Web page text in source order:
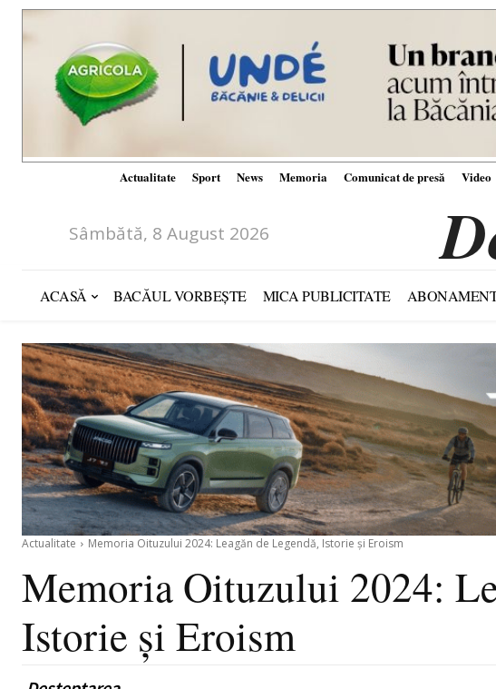
Actualitate Sport News Memoria Comunicat de presă Video
Sâmbătă, 8 August 2026
ACASĂ BACĂUL VORBEȘTE MICA PUBLICITATE
Actualitate Memoria Oituzului 2024: Leagăn de Legendă, Istorie și Eroism
Memoria Oituzului 2024:
Istorie și Eroism